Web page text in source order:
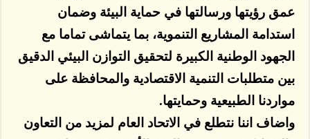
عمق رؤيتها ورسالتها في حماية البيئة وضمان
استدامة المشاريع التنموية، بما يتماشى تماما مع
الجهود الوطنية الكبيرة لتحقيق التوازن البيئي الدقيق
بين متطلبات التنمية الاقتصادية والمحافظة على
مواردنا الطبيعية وحمايتها.
واضاف اننا نتطلع في الاتحاد العام لمزيد من التعاون